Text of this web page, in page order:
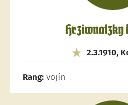
Hrziwnatzky
2.3.1910,
Rang: vojín